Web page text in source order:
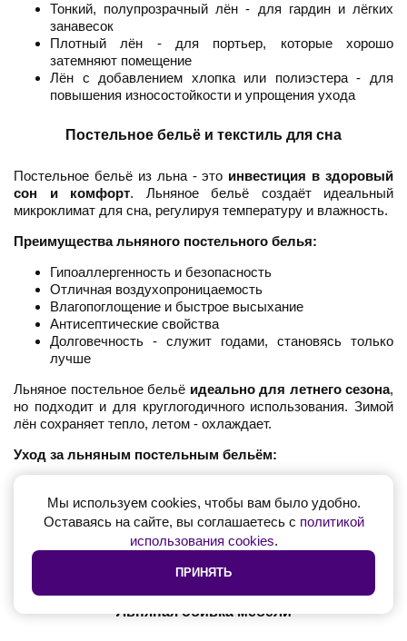
Тонкий, полупрозрачный лён - для гардин и лёгких
занавесок
Плотный лён - для портьер, которые хорошо
затемняют помещение
Лён с добавлением хлопка или полиэстера - для
повышения износостойкости и упрощения ухода
Постельное бельё и текстиль для сна
Постельное бельё из льна - это инвестиция в здоровый
сон и комфорт. Льняное бельё создаёт идеальный
микроклимат для сна, регулируя температуру и влажность.
Преимущества льняного постельного белья:
Гипоаллергенность и безопасность
Отличная воздухопроницаемость
Влагопоглощение и быстрое высыхание
Антисептические свойства
Долговечность - служит годами, становясь только
лучше
Льняное постельное бельё идеально для летнего сезона,
но подходит и для круглогодичного использования. Зимой
лён сохраняет тепло, летом - охлаждает.
Уход за льняным постельным бельём:
Можно сушить в сушильной машине на низких
температурах
Гладить влажным с изнаночной стороны (или не
гладить вообще - мятое бельё выглядит стильно)
Не использовать отбеливатели
Льняная обивка мебели
Мы используем cookies, чтобы вам было удобно.
Оставаясь на сайте, вы соглашаетесь с политикой
использования cookies.
ПРИНЯТЬ